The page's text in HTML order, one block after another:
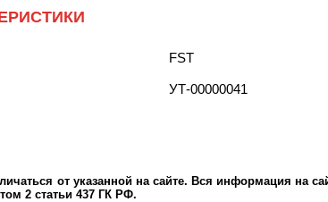
FST
УТ-00000041
от указанной на сайте. Вся информация на
2 статьи 437 ГК РФ.